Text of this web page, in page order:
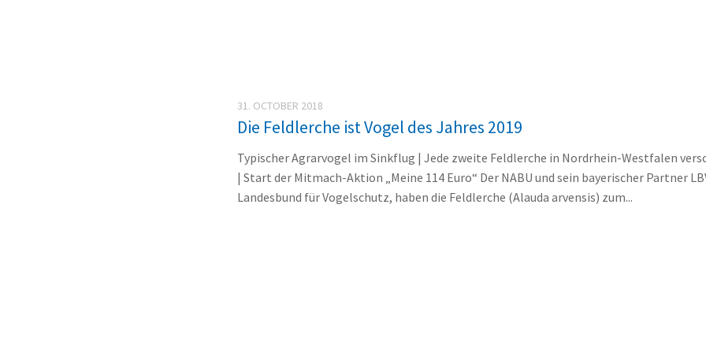
31. OCTOBER 2018
Die Feldlerche ist Vogel des Jahres 2019
Typischer Agrarvogel im Sinkflug | Jede zweite Feldlerche in Nordrhein-Westfalen
| Start der Mitmach-Aktion „Meine 114 Euro“ Der NABU und sein bayerischer Partner
Landesbund für Vogelschutz, haben die Feldlerche (Alauda arvensis) zum...